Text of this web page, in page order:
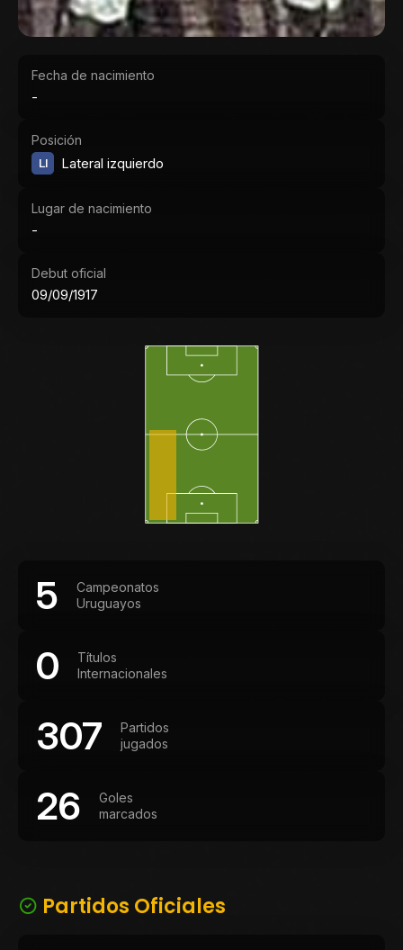
Fecha de nacimiento
-
Posición
LI Lateral izquierdo
Lugar de nacimiento
-
Debut oficial
09/09/1917
5
Campeonatos
Uruguayos
0
Títulos
Internacionales
307
Partidos
jugados
26
Goles
marcados
Partidos Oficiales